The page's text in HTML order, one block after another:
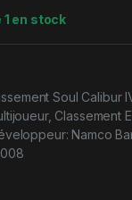
1 en stock
Soul Calibur
Classement
Namco